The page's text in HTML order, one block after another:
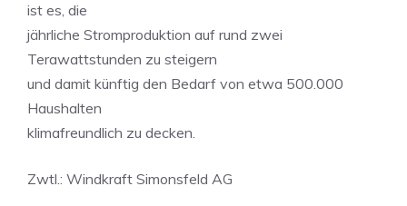
ist es, die
jährliche Stromproduktion auf rund zwei
Terawattstunden zu steigern
und damit künftig den Bedarf von etwa 500.000
Haushalten
klimafreundlich zu decken.
Zwtl.: Windkraft Simonsfeld AG